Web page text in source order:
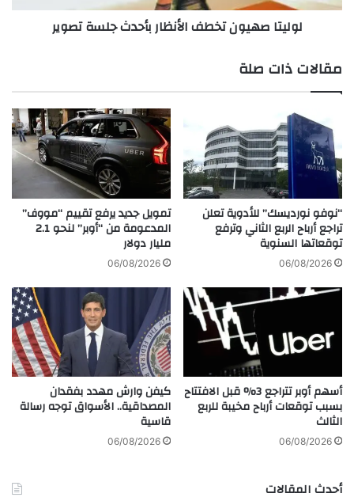
ر
د
ث
ر
ي
خ
ط
أ
ن
ا
ر
ب
أ
د
ة
ت
ص
و
ي
لوليتا صهيون تخطف الأنظار بأحدث جلسة تصوير
مقالات ذات صلة
“نوفو نورديسك” للأدوية تعلن
تراجع أرباح الربع الثاني وترفع
توقعاتها السنوية
06/08/2026
تمويل جديد يرفع تقييم “مووف”
المدعومة من “أوبر” لنحو 2.1
مليار دولار
06/08/2026
أسهم أوبر تتراجع 3% قبل الافتتاح
بسبب توقعات أرباح مخيبة للربع
الثالث
06/08/2026
كيفن وارش مهدد بفقدان
المصداقية.. الأسواق توجه رسالة
قاسية
06/08/2026
أحدث المقالات